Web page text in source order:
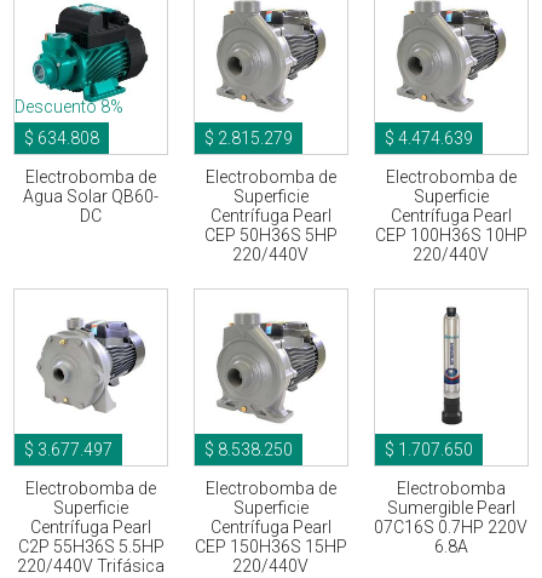
$ 634.808
Descuento 8%
Electrobomba de
Agua Solar QB60-
DC
$ 2.815.279
Electrobomba de
Superficie
Centrífuga Pearl
CEP 50H36S 5HP
220/440V
$ 4.474.639
Electrobomba de
Superficie
Centrífuga Pearl
CEP 100H36S 10HP
220/440V
$ 3.677.497
Electrobomba de
Superficie
Centrífuga Pearl
C2P 55H36S 5.5HP
220/440V Trifásica
$ 8.538.250
Electrobomba de
Superficie
Centrífuga Pearl
CEP 150H36S 15HP
220/440V
$ 1.707.650
Electrobomba
Sumergible Pearl
07C16S 0.7HP 220V
6.8A